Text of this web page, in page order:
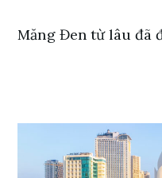
Măng Đen từ lâu đã